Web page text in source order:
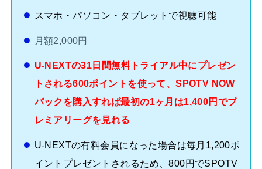
スマホ・パソコン・タブレットで視聴可能
月額2,000円
U-NEXTの31日間無料トライアル中にプレゼン
トされる600ポイントを使って、SPOTV NOW
パックを購入すれば最初の1ヶ月は1,400円でプ
レミアリーグを見れる
U-NEXTの有料会員になった場合は毎月1,200ポ
イントプレゼントされるため、800円でSPOTV